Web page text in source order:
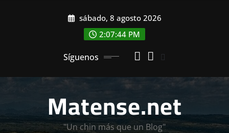
sábado, 8 agosto 2026
2:07:46 PM
Síguenos
Matense.net
"Un chin más que un Blog"